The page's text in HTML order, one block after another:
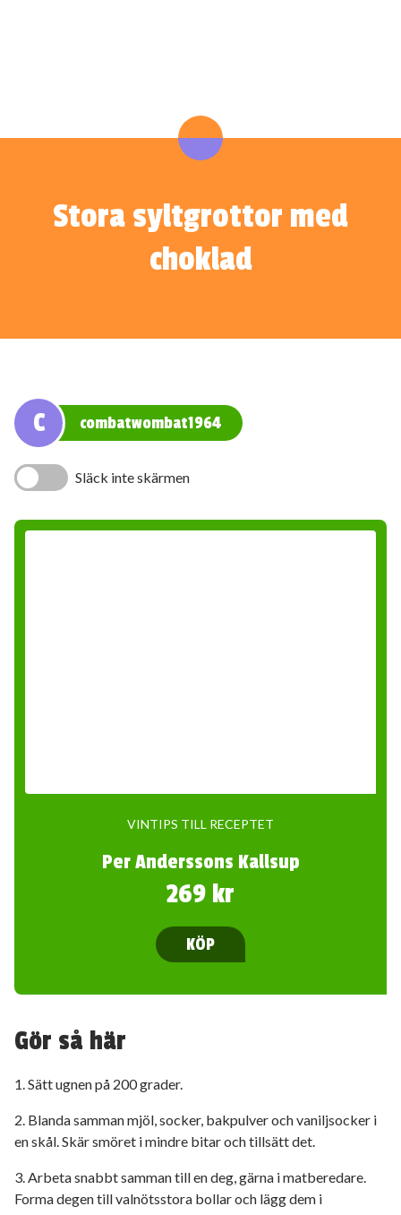
Stora syltgrottor med
choklad
C combatwombat1964
Släck inte skärmen
VINTIPS TILL RECEPTET
Per Anderssons Kallsup
269 kr
KÖP
Gör så här
1. Sätt ugnen på 200 grader.
2. Blanda samman mjöl, socker, bakpulver och vaniljsocker i
en skål. Skär smöret i mindre bitar och tillsätt det.
3. Arbeta snabbt samman till en deg, gärna i matberedare.
Forma degen till valnötsstora bollar och lägg dem i